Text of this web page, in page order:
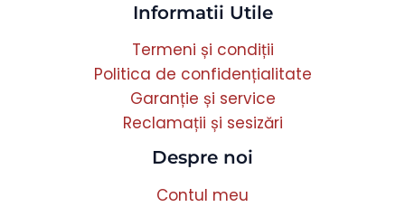
Informatii Utile
Termeni și condiții
Politica de confidențialitate
Garanție și service
Reclamații și sesizări
Despre noi
Contul meu